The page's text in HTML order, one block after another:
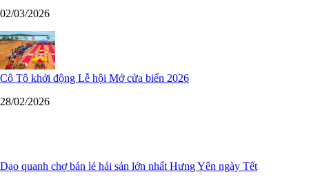
02/03/2026
Cô Tô khởi động Lễ hội Mở cửa biển 2026
28/02/2026
Dạo quanh chợ bán lẻ hải sản lớn nhất Hưng Yên ngày Tết